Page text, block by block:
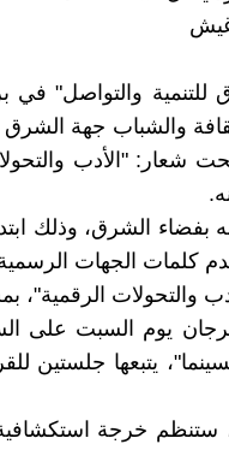
والتواصل" في
والشباب جهة
بفضاء الشرق، وذلك
كلمات الجهات
والتحولات الرقمية"،
يوم السبت على
يتبعها جلستين
ستنظم خرجة